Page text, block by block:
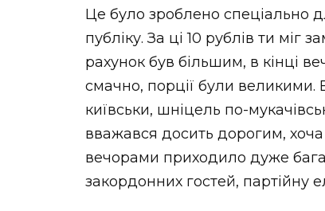
Це було зроблено спеціально
публіку. За ці 10 рублів ти міг
рахунок був більшим, в кінці
смачно, порції були
київськи, шніцель по-
вважався досить дорогим,
вечорами приходило дуже
закордонних гостей, партійну